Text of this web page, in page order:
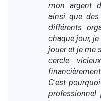
mon argent
ainsi que
différents
chaque jour,
jouer et je me
cercle
C'est